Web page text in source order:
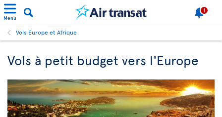
Menu
1
Vols Europe et Afrique
Vols à petit budget vers l'Europe